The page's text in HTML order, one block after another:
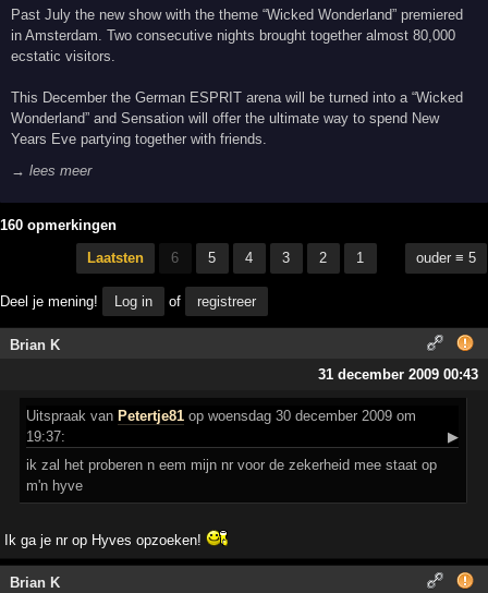
Past July the new show with the theme “Wicked Wonderland” premiered
in Amsterdam. Two consecutive nights brought together almost 80,000
ecstatic visitors.
This December the German ESPRIT arena will be turned into a “Wicked
Wonderland” and Sensation will offer the ultimate way to spend New
Years Eve partying together with friends.
→ lees meer
160 opmerkingen
Laatsten 6 5 4 3 2 1 ouder ≡ 5
Deel je mening! Log in of registreer
Brian K
31 december 2009 00:43
Uitspraak vanPetertje81 op woensdag 30 december 2009 om
19:37:
▶
ik zal het proberen n eem mijn nr voor de zekerheid mee staat op
m'n hyve
Ik ga je nr op Hyves opzoeken!
Brian K